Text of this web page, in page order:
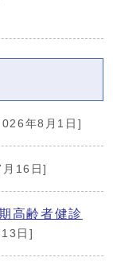
年8月1日]
16日]
高齢者健診
日]